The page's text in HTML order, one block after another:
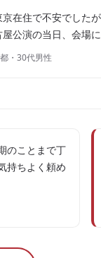
京在住で不安でした
屋公演の当日、会場
・30代男性
のことまで丁
持ちよく頼め